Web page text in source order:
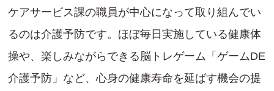
ケアサービス課の職員が中心になって取り組んでい
るのは介護予防です。ほぼ毎日実施している健康体
操や、楽しみながらできる脳トレゲーム「ゲームDE
介護予防」など、心身の健康寿命を延ばす機会の提